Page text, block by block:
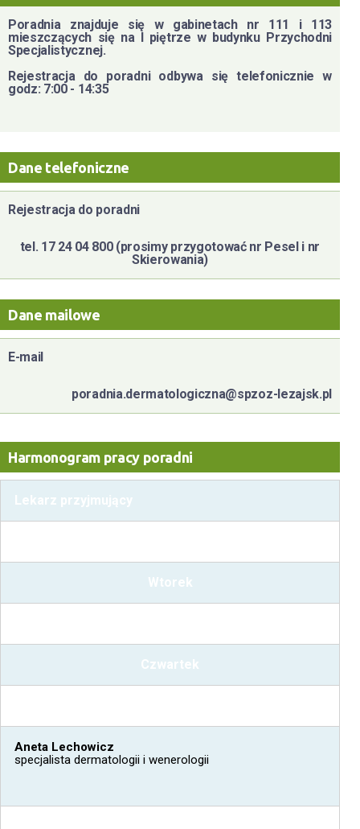
Poradnia znajduje się w gabinetach nr 111 i 113
mieszczących się na I piętrze w budynku Przychodni
Specjalistycznej.
Rejestracja do poradni odbywa się telefonicznie w
godz: 7:00 - 14:35
Dane telefoniczne
Rejestracja do poradni
tel. 17 24 04 800 (prosimy przygotować nr Pesel i nr
Skierowania)
Dane mailowe
E-mail
poradnia.dermatologiczna@spzoz-lezajsk.pl
Harmonogram pracy poradni
Lekarz przyjmujący
Wtorek
Czwartek
Aneta Lechowicz
specjalista dermatologii i wenerologii